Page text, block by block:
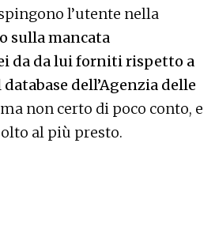
l’utente nella
sulla mancata
da da lui forniti rispetto a
dell’Agenzia delle
non certo di poco conto, e
al più presto.